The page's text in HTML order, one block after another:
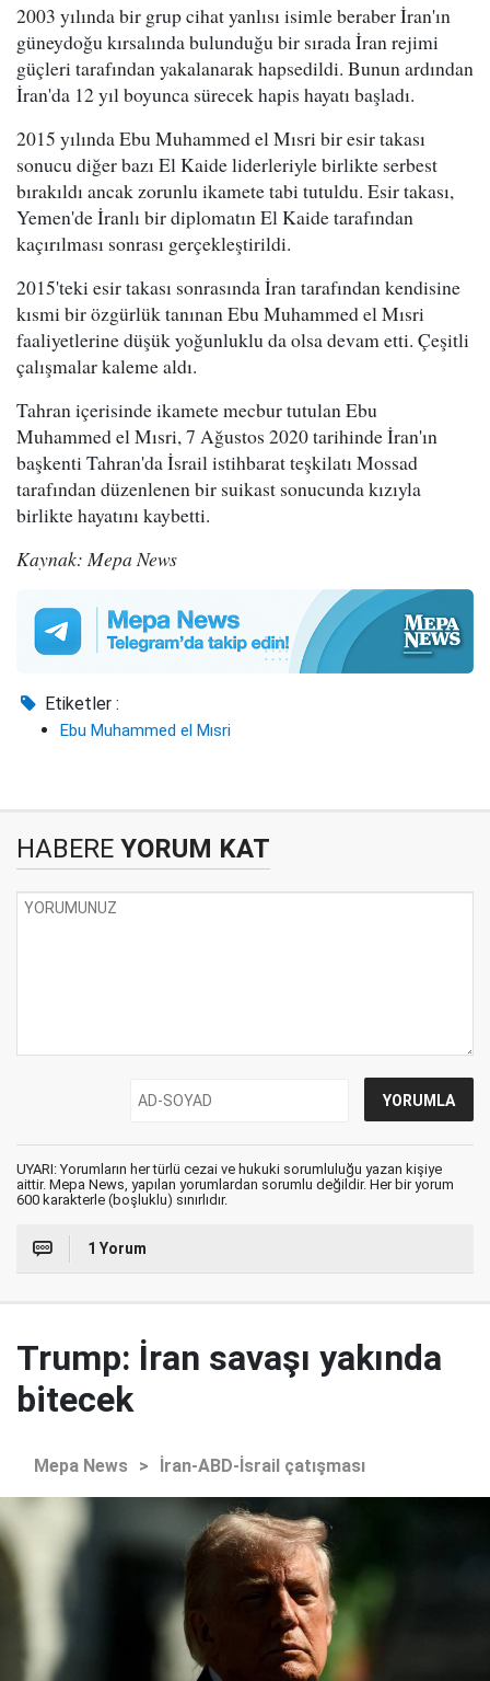
2003 yılında bir grup cihat yanlısı isimle beraber İran'ın
güneydoğu kırsalında bulunduğu bir sırada İran rejimi
güçleri tarafından yakalanarak hapsedildi. Bunun ardından
İran'da 12 yıl boyunca sürecek hapis hayatı başladı.
2015 yılında Ebu Muhammed el Mısri bir esir takası
sonucu diğer bazı El Kaide liderleriyle birlikte serbest
bırakıldı ancak zorunlu ikamete tabi tutuldu. Esir takası,
Yemen'de İranlı bir diplomatın El Kaide tarafından
kaçırılması sonrası gerçekleştirildi.
2015'teki esir takası sonrasında İran tarafından kendisine
kısmi bir özgürlük tanınan Ebu Muhammed el Mısri
faaliyetlerine düşük yoğunluklu da olsa devam etti. Çeşitli
çalışmalar kaleme aldı.
Tahran içerisinde ikamete mecbur tutulan Ebu
Muhammed el Mısri, 7 Ağustos 2020 tarihinde İran'ın
başkenti Tahran'da İsrail istihbarat teşkilatı Mossad
tarafından düzenlenen bir suikast sonucunda kızıyla
birlikte hayatını kaybetti.
Kaynak: Mepa News
Etiketler :
Ebu Muhammed el Mısri
HABERE YORUM KAT
UYARI: Yorumların her türlü cezai ve hukuki sorumluluğu yazan kişiye
aittir. Mepa News, yapılan yorumlardan sorumlu değildir. Her bir yorum
600 karakterle (boşluklu) sınırlıdır.
1 Yorum
Trump: İran savaşı yakında
bitecek
Mepa News > İran-ABD-İsrail çatışması